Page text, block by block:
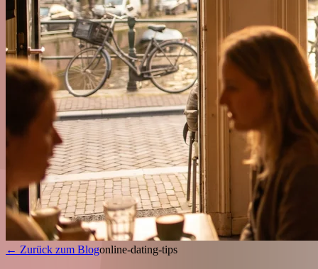
← Zurück zum Blogonline-dating-tips